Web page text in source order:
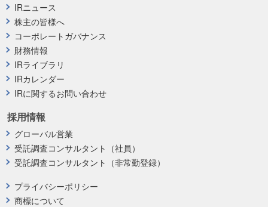
プライバシーポリシー
商標について
採用情報
グローバル営業
受託調査コンサルタント（社員）
受託調査コンサルタント（非常勤登録）
IRニュース
株主の皆様へ
コーポレートガバナンス
財務情報
IRライブラリ
IRカレンダー
IRに関するお問い合わせ